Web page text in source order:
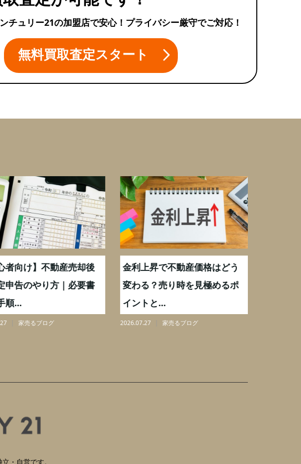
チュリー21の加盟店で安心！プライバシー厳守でご対応！
無料買取査定スタート
者向け】不動産売却後
申告のやり方｜必要書
順...
家売るブログ
金利上昇で不動産価格はどう
変わる？売り時を見極めるポ
イントと...
2026.07.27 家売るブログ
・自営です。